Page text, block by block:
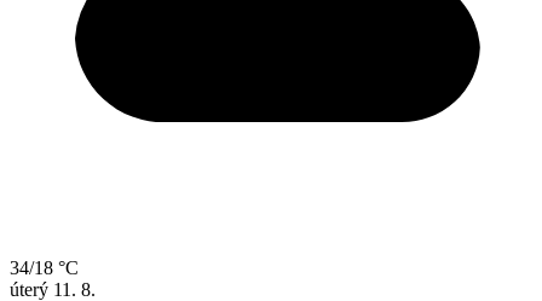
34/18 °C
úterý 11. 8.